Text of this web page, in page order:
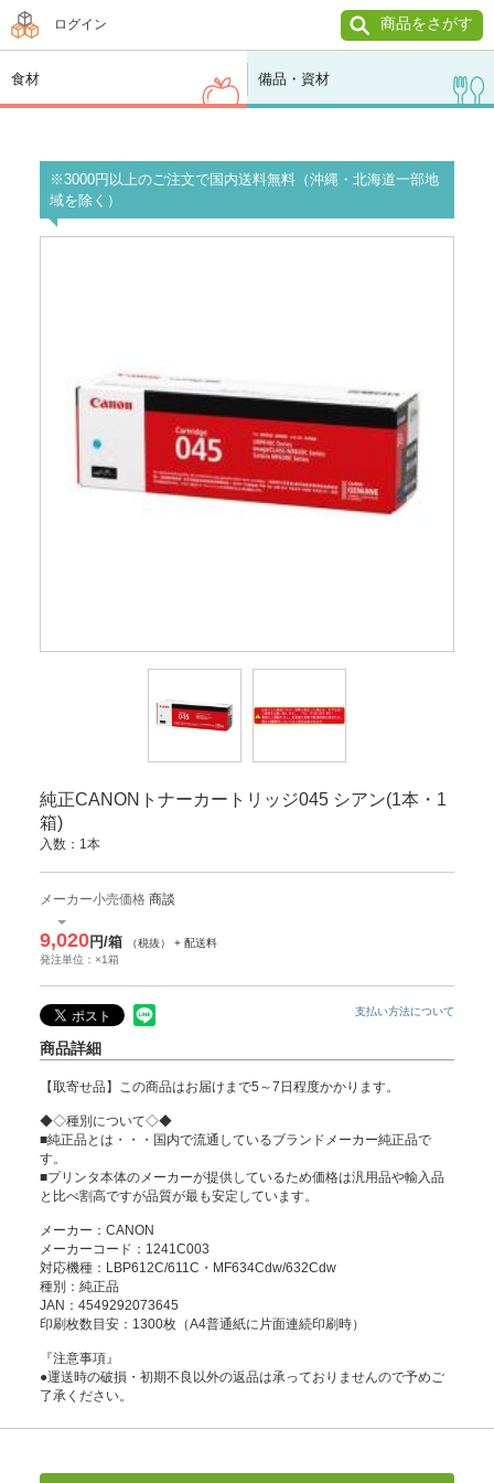
ログイン 商品をさがす
食材 備品・資材
※3000円以上のご注文で国内送料無料（沖縄・北海道一部地
域を除く）
純正CANONトナーカートリッジ045 シアン(1本・1
箱)
入数：1本
メーカー小売価格 商談
9,020円/箱
（税抜） + 配送料
発注単位：×1箱
支払い方法について
商品詳細
【取寄せ品】この商品はお届けまで5～7日程度かかります。
◆◇種別について◇◆
■純正品とは・・・国内で流通しているブランドメーカー純正品で
す。
■プリンタ本体のメーカーが提供しているため価格は汎用品や輸入品
と比べ割高ですが品質が最も安定しています。
メーカー：CANON
メーカーコード：1241C003
対応機種：LBP612C/611C・MF634Cdw/632Cdw
種別：純正品
JAN：4549292073645
印刷枚数目安：1300枚（A4普通紙に片面連続印刷時）
『注意事項』
●運送時の破損・初期不良以外の返品は承っておりませんので予めご
了承ください。